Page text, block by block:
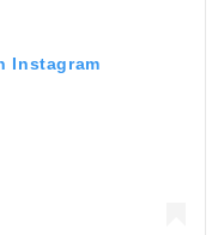
Instagram